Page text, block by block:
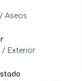
Aseos
/ Exterior